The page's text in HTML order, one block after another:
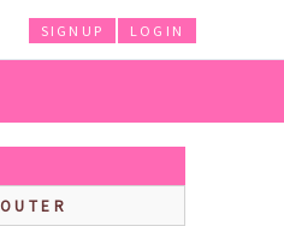
LOGIN
SIGNUP
OUTER